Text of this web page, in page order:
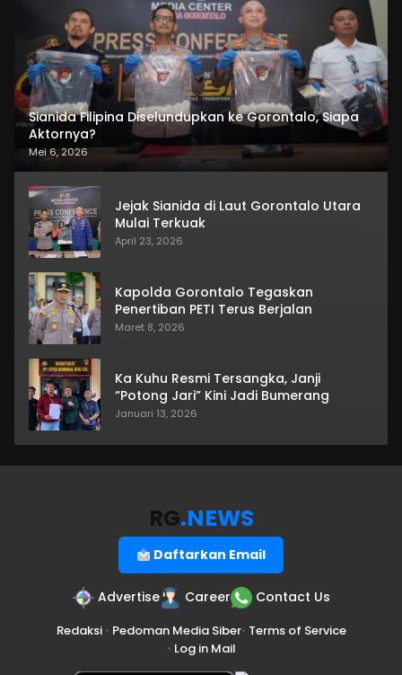
Sianida Filipina Diselundupkan ke Gorontalo, Siapa
Aktornya?
Mei 6, 2026
Jejak Sianida di Laut Gorontalo Utara
Mulai Terkuak
April 23, 2026
Kapolda Gorontalo Tegaskan
Penertiban PETI Terus Berjalan
Maret 8, 2026
Ka Kuhu Resmi Tersangka, Janji
“Potong Jari” Kini Jadi Bumerang
Januari 13, 2026
RG.NEWS
Daftarkan Email
Advertise Career Contact Us
Redaksi• Pedoman Media Siber• Terms of Service
• Log in Mail